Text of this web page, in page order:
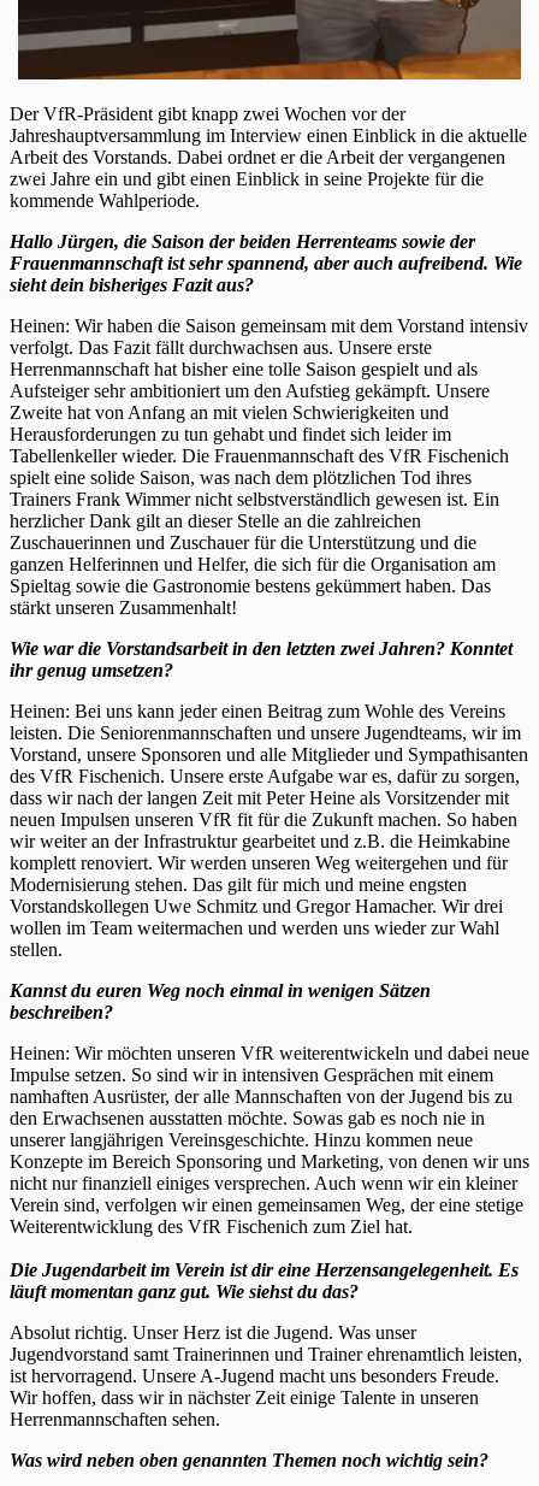
Der VfR-Präsident gibt knapp zwei Wochen vor der
Jahreshauptversammlung im Interview einen Einblick in die aktuelle
Arbeit des Vorstands. Dabei ordnet er die Arbeit der vergangenen
zwei Jahre ein und gibt einen Einblick in seine Projekte für die
kommende Wahlperiode.
Hallo Jürgen, die Saison der beiden Herrenteams sowie der
Frauenmannschaft ist sehr spannend, aber auch aufreibend. Wie
sieht dein bisheriges Fazit aus?
Heinen: Wir haben die Saison gemeinsam mit dem Vorstand intensiv
verfolgt. Das Fazit fällt durchwachsen aus. Unsere erste
Herrenmannschaft hat bisher eine tolle Saison gespielt und als
Aufsteiger sehr ambitioniert um den Aufstieg gekämpft. Unsere
Zweite hat von Anfang an mit vielen Schwierigkeiten und
Herausforderungen zu tun gehabt und findet sich leider im
Tabellenkeller wieder. Die Frauenmannschaft des VfR Fischenich
spielt eine solide Saison, was nach dem plötzlichen Tod ihres
Trainers Frank Wimmer nicht selbstverständlich gewesen ist. Ein
herzlicher Dank gilt an dieser Stelle an die zahlreichen
Zuschauerinnen und Zuschauer für die Unterstützung und die
ganzen Helferinnen und Helfer, die sich für die Organisation am
Spieltag sowie die Gastronomie bestens gekümmert haben. Das
stärkt unseren Zusammenhalt!
Wie war die Vorstandsarbeit in den letzten zwei Jahren? Konntet
ihr genug umsetzen?
Heinen: Bei uns kann jeder einen Beitrag zum Wohle des Vereins
leisten. Die Seniorenmannschaften und unsere Jugendteams, wir im
Vorstand, unsere Sponsoren und alle Mitglieder und Sympathisanten
des VfR Fischenich. Unsere erste Aufgabe war es, dafür zu sorgen,
dass wir nach der langen Zeit mit Peter Heine als Vorsitzender mit
neuen Impulsen unseren VfR fit für die Zukunft machen. So haben
wir weiter an der Infrastruktur gearbeitet und z.B. die Heimkabine
komplett renoviert. Wir werden unseren Weg weitergehen und für
Modernisierung stehen. Das gilt für mich und meine engsten
Vorstandskollegen Uwe Schmitz und Gregor Hamacher. Wir drei
wollen im Team weitermachen und werden uns wieder zur Wahl
stellen.
Kannst du euren Weg noch einmal in wenigen Sätzen
beschreiben?
Heinen: Wir möchten unseren VfR weiterentwickeln und dabei neue
Impulse setzen. So sind wir in intensiven Gesprächen mit einem
namhaften Ausrüster, der alle Mannschaften von der Jugend bis zu
den Erwachsenen ausstatten möchte. Sowas gab es noch nie in
unserer langjährigen Vereinsgeschichte. Hinzu kommen neue
Konzepte im Bereich Sponsoring und Marketing, von denen wir uns
nicht nur finanziell einiges versprechen. Auch wenn wir ein kleiner
Verein sind, verfolgen wir einen gemeinsamen Weg, der eine stetige
Weiterentwicklung des VfR Fischenich zum Ziel hat.
Die Jugendarbeit im Verein ist dir eine Herzensangelegenheit. Es
läuft momentan ganz gut. Wie siehst du das?
Absolut richtig. Unser Herz ist die Jugend. Was unser
Jugendvorstand samt Trainerinnen und Trainer ehrenamtlich leisten,
ist hervorragend. Unsere A-Jugend macht uns besonders Freude.
Wir hoffen, dass wir in nächster Zeit einige Talente in unseren
Herrenmannschaften sehen.
Was wird neben oben genannten Themen noch wichtig sein?